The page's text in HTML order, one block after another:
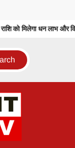
मिलेगा धन लाभ और किसे